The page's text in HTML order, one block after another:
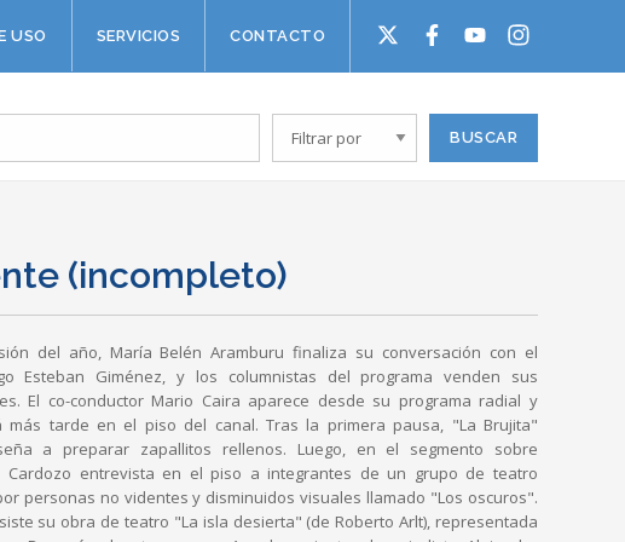
USO SERVICIOS CONTACTO
(incompleto)
del año, María Belén Aramburu finaliza su conversación con el
Esteban Giménez, y los columnistas del programa venden sus
El co-conductor Mario Caira aparece desde su programa radial y
más tarde en el piso del canal. Tras la primera pausa, "La Brujita"
a preparar zapallitos rellenos. Luego, en el segmento sobre
Cardozo entrevista en el piso a integrantes de un grupo de teatro
personas no videntes y disminuidos visuales llamado "Los oscuros".
su obra de teatro "La isla desierta" (de Roberto Arlt), representada